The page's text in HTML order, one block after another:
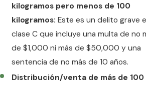
kilogramos pero menos de 100
kilogramos:Este es un delito grave
clase C que incluye una multa de no
de $1,000 ni más de $50,000 y una
sentencia de no más de 10 años.
Distribución/venta de más de 100